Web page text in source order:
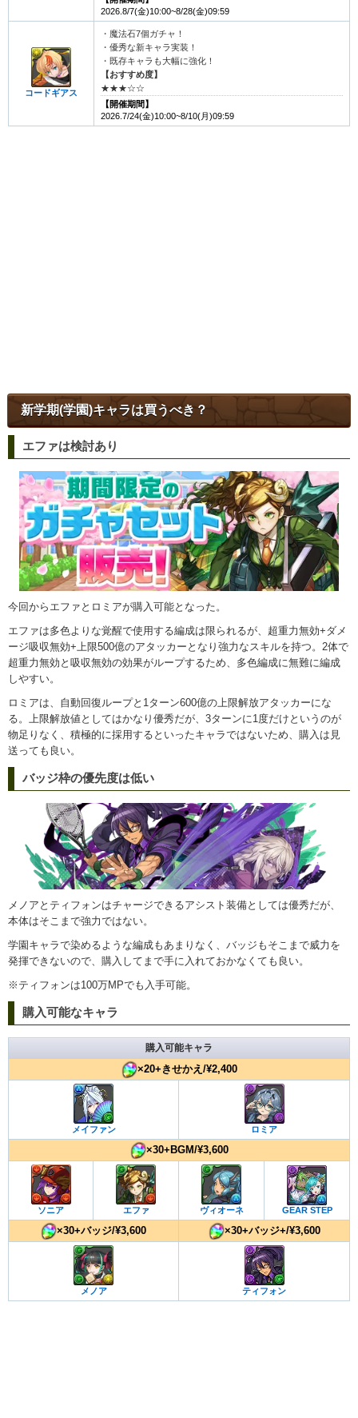
2026.8/7(金)10:00~8/28(金)09:59
コードギアス
・魔法石7個ガチャ！
・優秀な新キャラ実装！
・既存キャラも大幅に強化！
【おすすめ度】
★★★☆☆
【開催期間】
2026.7/24(金)10:00~8/10(月)09:59
新学期(学園)キャラは買うべき？
エファは検討あり
今回からエファとロミアが購入可能となった。
エファは多色よりな覚醒で使用する編成は限られるが、超重力無効+ダメ
ージ吸収無効+上限500億のアタッカーとなり強力なスキルを持つ。2体で
超重力無効と吸収無効の効果がループするため、多色編成に無難に編成
しやすい。
ロミアは、自動回復ループと1ターン600億の上限解放アタッカーにな
る。上限解放値としてはかなり優秀だが、3ターンに1度だけというのが
物足りなく、積極的に採用するといったキャラではないため、購入は見
送っても良い。
バッジ枠の優先度は低い
メノアとティフォンはチャージできるアシスト装備としては優秀だが、
本体はそこまで強力ではない。
学園キャラで染めるような編成もあまりなく、バッジもそこまで威力を
発揮できないので、購入してまで手に入れておかなくても良い。
※ティフォンは100万MPでも入手可能。
購入可能なキャラ
購入可能キャラ
×20+きせかえ/¥2,400
メイファン ロミア
×30+BGM/¥3,600
ソニア エファ ヴィオーネ GEAR STEP
×30+バッジ/¥3,600 ×30+バッジ+/¥3,600
メノア ティフォン